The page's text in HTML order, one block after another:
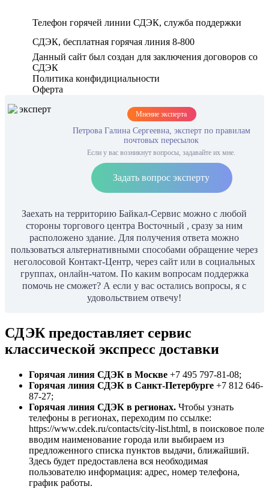
Телефон горячей линии СДЭК, служба поддержки
СДЭК, бесплатная горячая линия 8-800
Данный сайт был создан для заключения договоров со
СДЭК
Политика конфидициальности
Оферта
Мнение эксперта
Петрова Галина Сергеевна, эксперт по правилам
почтовых пересылок
Если у вас возникнут вопросы, задавайте их мне.
Задать вопрос эксперту
Заехать на территорию Байкал-Сервис можно с любой
стороны торгового центра Восточный , сразу за ним
расположено здание. Для получения ответа можно
пользоваться альтернативными способами обращение через
неголосовой Контакт-Центр, через сайт или в социальных
группах, онлайн-чатом. По каким вопросам поддержка
помочь не сможет? А если у вас остались вопросы, я с
удовольствием отвечу!
СДЭК предоставляет сервис
классической экспресс доставки
Горячая линия СДЭК в Москве +7 495 797-81-08;
Горячая линия СДЭК в Санкт-Петербурге +7 812 646-
87-27;
Горячая линия СДЭК в регионах. Чтобы узнать
телефоны в регионах, переходим по ссылке:
https://www.cdek.ru/contacts/city-list.html, в поисковое поле
вводим наименование города или выбираем из
предложенного списка пунктов выдачи, ближайший.
Здесь будет предоставлена вся необходимая
пользователю информация: адрес, номер телефона,
график работы.